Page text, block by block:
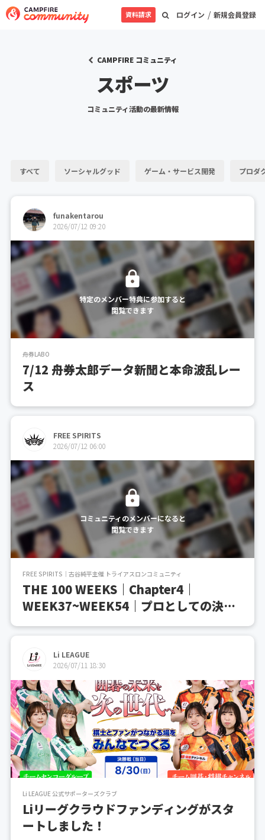
ログイン / 新規会員登録
資料請求
CAMPFIRE コミュニティ
スポーツ
コミュニティ活動の最新情報
すべて ソーシャルグッド ゲーム・サービス開発 プロダ
funakentarou
2026/07/12 09:20
特定のメンバー特典に参加すると
閲覧できます
舟券LABO
7/12 舟券太郎データ新聞と本命波乱レー
ス
FREE SPIRITS
2026/07/12 06:00
コミュニティのメンバーになると
閲覧できます
FREE SPIRITS｜古谷純平主催 トライアスロンコミュニティ
THE 100 WEEKS｜Chapter4｜
WEEK37~WEEK54｜プロとしての決
断、そして初ロング優勝へ
Li LEAGUE
2026/07/11 18:30
Li LEAGUE 公式サポーターズクラブ
Liリーグクラウドファンディングがスタ
ートしました！